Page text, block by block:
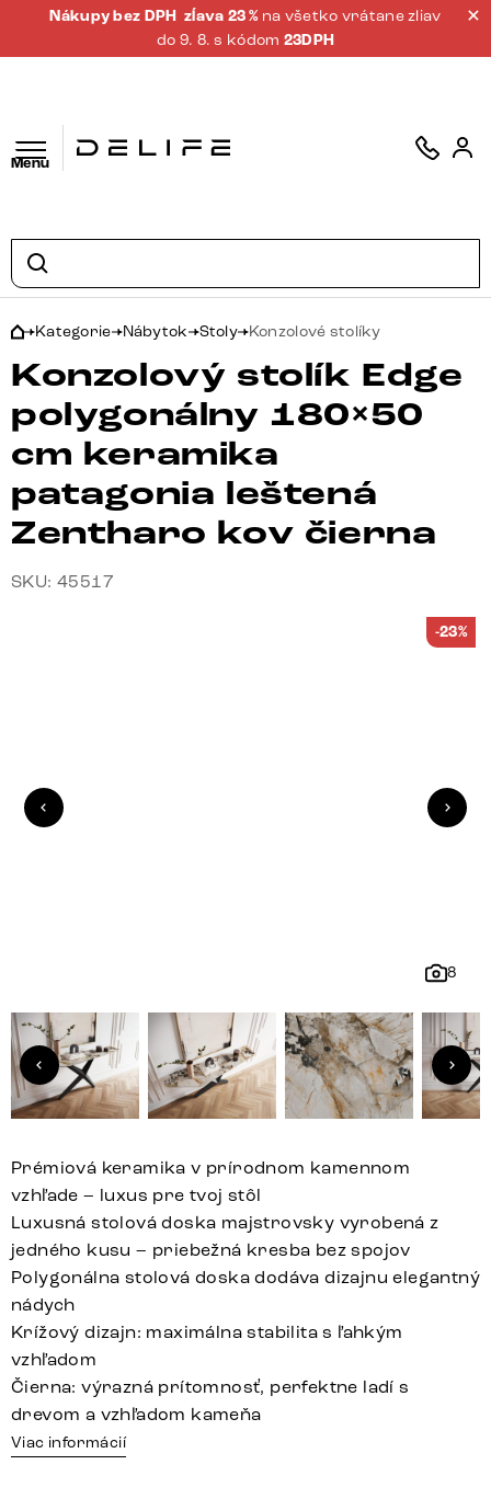
Nákupy bez DPH zĺava 23 % na všetko vrátane zliav
do 9. 8. s kódom 23DPH
Menu
Kategorie Nábytok Stoly Konzolové stolíky
Konzolový stolík Edge
polygonálny 180×50
cm keramika
patagonia leštená
Zentharo kov čierna
SKU: 45517
8
-23%
Prémiová keramika v prírodnom kamennom
vzhľade – luxus pre tvoj stôl
Luxusná stolová doska majstrovsky vyrobená z
jedného kusu – priebežná kresba bez spojov
Polygonálna stolová doska dodáva dizajnu elegantný
nádych
Krížový dizajn: maximálna stabilita s ľahkým
vzhľadom
Čierna: výrazná prítomnosť, perfektne ladí s
drevom a vzhľadom kameňa
Viac informácií